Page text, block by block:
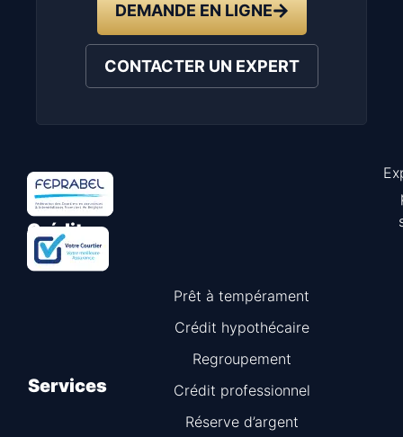
DEMANDE EN LIGNE
CONTACTER UN EXPERT
Astuce
Crédit
Services
Prêt à tempérament
Crédit hypothécaire
Regroupement
Crédit professionnel
Réserve d’argent